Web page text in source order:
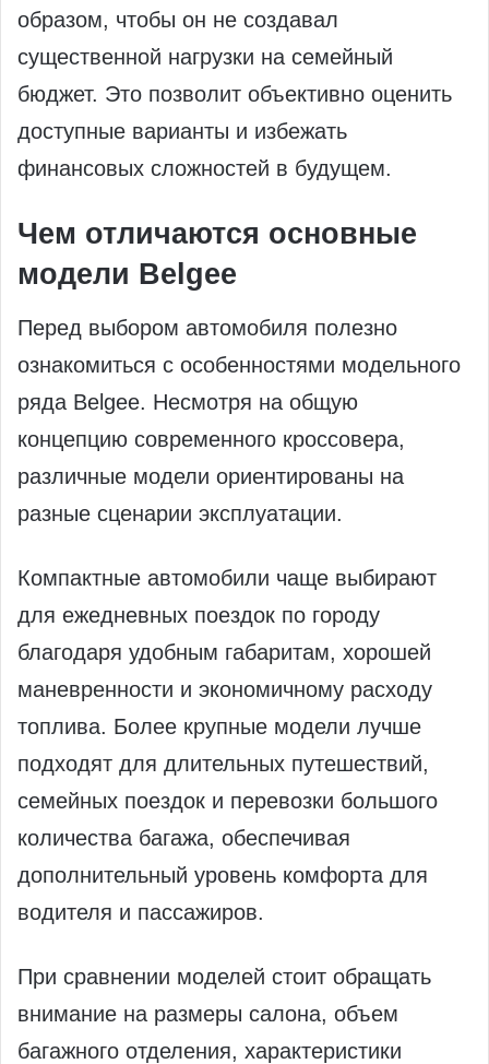
образом, чтобы он не создавал
существенной нагрузки на семейный
бюджет. Это позволит объективно оценить
доступные варианты и избежать
финансовых сложностей в будущем.
Чем отличаются основные
модели Belgee
Перед выбором автомобиля полезно
ознакомиться с особенностями модельного
ряда Belgee. Несмотря на общую
концепцию современного кроссовера,
различные модели ориентированы на
разные сценарии эксплуатации.
Компактные автомобили чаще выбирают
для ежедневных поездок по городу
благодаря удобным габаритам, хорошей
маневренности и экономичному расходу
топлива. Более крупные модели лучше
подходят для длительных путешествий,
семейных поездок и перевозки большого
количества багажа, обеспечивая
дополнительный уровень комфорта для
водителя и пассажиров.
При сравнении моделей стоит обращать
внимание на размеры салона, объем
багажного отделения, характеристики